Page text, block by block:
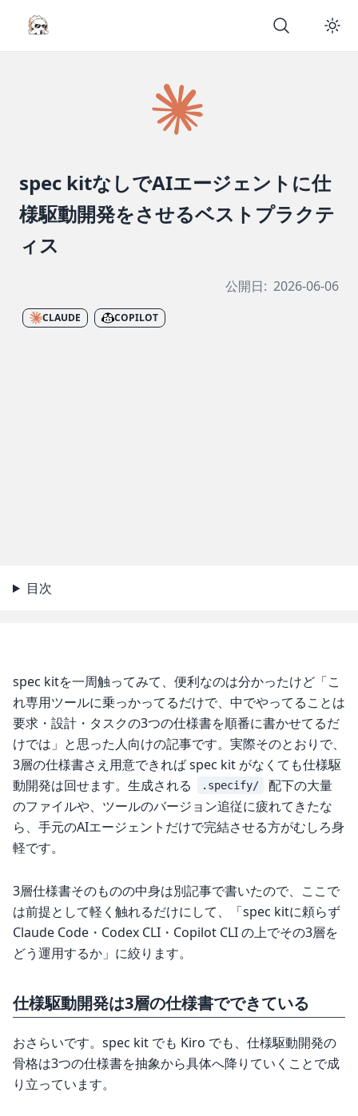
spec kitなしでAIエージェントに仕
様駆動開発をさせるベストプラクテ
ィス
公開日: 2026-06-06
CLAUDE COPILOT
目次
spec kitを一周触ってみて、便利なのは分かったけど「こ
れ専用ツールに乗っかってるだけで、中でやってることは
要求・設計・タスクの3つの仕様書を順番に書かせてるだ
けでは」と思った人向けの記事です。実際そのとおりで、
3層の仕様書さえ用意できれば spec kit がなくても仕様駆
動開発は回せます。生成される
.specify/
配下の大量
のファイルや、ツールのバージョン追従に疲れてきたな
ら、手元のAIエージェントだけで完結させる方がむしろ身
軽です。
3層仕様書そのものの中身は別記事で書いたので、ここで
は前提として軽く触れるだけにして、「spec kitに頼らず
Claude Code・Codex CLI・Copilot CLI の上でその3層を
どう運用するか」に絞ります。
仕様駆動開発は3層の仕様書でできている
おさらいです。spec kit でも Kiro でも、仕様駆動開発の
骨格は3つの仕様書を抽象から具体へ降りていくことで成
り立っています。